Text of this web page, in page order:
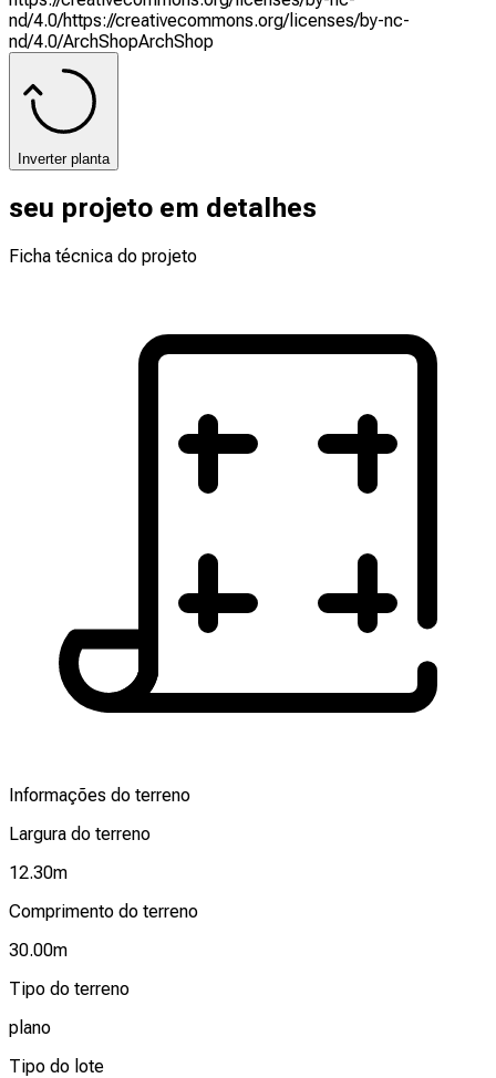
nd/4.0/https://creativecommons.org/licenses/by-nc-
nd/4.0/ArchShopArchShop
Inverter planta
seu projeto em detalhes
Ficha técnica do projeto
Informações do terreno
Largura do terreno
12.30m
Comprimento do terreno
30.00m
Tipo do terreno
plano
Tipo do lote